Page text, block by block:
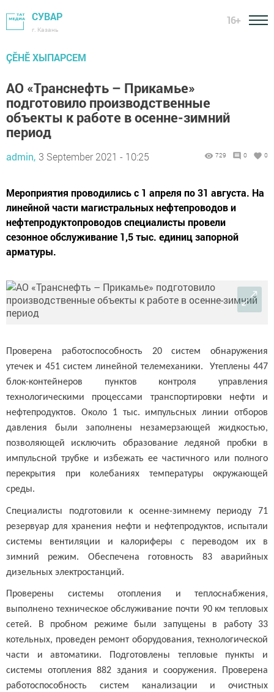
СУВАР
г. Казань
16+
ÇӖНӖ ХЫПАРСЕМ
АО «Транснефть – Прикамье»
подготовило производственные
объекты к работе в осенне-зимний
период
admin, 3 September 2021 - 10:25 729 0 0
Мероприятия проводились с 1 апреля по 31 августа. На
линейной части магистральных нефтепроводов и
нефтепродуктопроводов специалисты провели
сезонное обслуживание 1,5 тыс. единиц запорной
арматуры.
Проверена работоспособность 20 систем обнаружения
утечек и 451 систем линейной телемеханики. Утеплены 447
блок-контейнеров пунктов контроля управления
технологическими процессами транспортировки нефти и
нефтепродуктов. Около 1 тыс. импульсных линии отборов
давления были заполнены незамерзающей жидкостью,
позволяющей исключить образование ледяной пробки в
импульсной трубке и избежать ее частичного или полного
перекрытия при колебаниях температуры окружающей
среды.
Специалисты подготовили к осенне-зимнему периоду 71
резервуар для хранения нефти и нефтепродуктов, испытали
системы вентиляции и калориферы с переводом их в
зимний режим. Обеспечена готовность 83 аварийных
дизельных электростанций.
Проверены системы отопления и теплоснабжения,
выполнено техническое обслуживание почти 90 км тепловых
сетей. В пробном режиме были запущены в работу 33
котельных, проведен ремонт оборудования, технологической
части и автоматики. Подготовлены тепловые пункты и
системы отопления 882 здания и сооружения. Проверена
работоспособность систем канализации и очистных